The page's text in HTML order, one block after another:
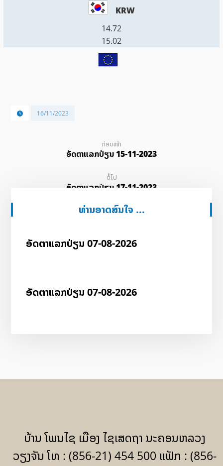
KRW
14.72
15.02
16/11/2023
ກ່ອນໜ້າ
ອັດ​ຕາ​ແລກ​ປ່ຽນ 15-11-2023
ຕໍ່ໄປ
ອັດ​ຕາ​ແລກ​ປ່ຽນ 17-11-2023
ທ່ານອາດສົນໃຈ ...
ອັດ​ຕາ​ແລກ​ປ່ຽນ 07-08-2026
ອັດ​ຕາ​ແລກ​ປ່ຽນ 07-08-2026
ບ້ານ ໂພນໄຊ ເມືອງ ໄຊເສດຖາ ນະຄອນຫລວງ
ວຽງຈັນ ໂທ : (856-21) 454 500 ແຟັກ : (856-